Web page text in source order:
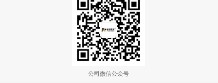
公司微信公众号